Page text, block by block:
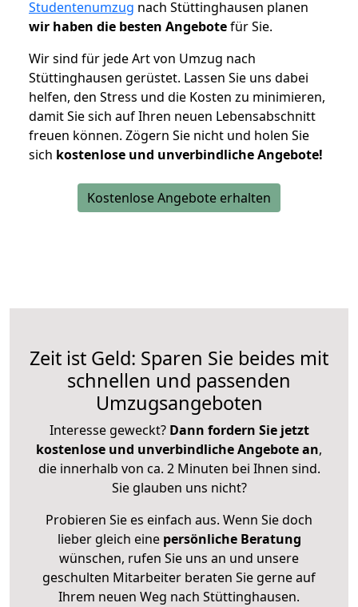
Studentenumzug nach Stüttinghausen planen
wir haben die besten Angebotefür Sie.
Wir sind für jede Art von Umzug nach
Stüttinghausen gerüstet. Lassen Sie uns dabei
helfen, den Stress und die Kosten zu minimieren,
damit Sie sich auf Ihren neuen Lebensabschnitt
freuen können. Zögern Sie nicht und holen Sie
sich kostenlose und unverbindliche Angebote!
Kostenlose Angebote erhalten
Zeit ist Geld: Sparen Sie beides mit
schnellen und passenden
Umzugsangeboten
Interesse geweckt? Dann fordern Sie jetzt
kostenlose und unverbindliche Angebote an,
die innerhalb von ca. 2 Minuten bei Ihnen sind.
Sie glauben uns nicht?
Probieren Sie es einfach aus. Wenn Sie doch
lieber gleich eine persönliche Beratung
wünschen, rufen Sie uns an und unsere
geschulten Mitarbeiter beraten Sie gerne auf
Ihrem neuen Weg nach Stüttinghausen.